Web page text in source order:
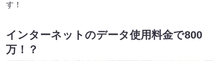
す！
インターネットのデータ使用料金で800
万！？